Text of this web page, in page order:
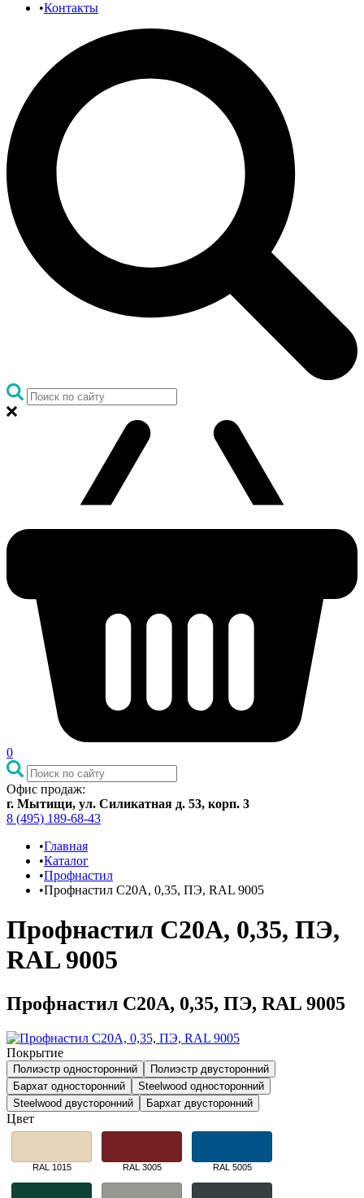
Контакты
0
Офис продаж:
г. Мытищи, ул. Силикатная д. 53, корп. 3
8 (495) 189-68-43
Главная
Каталог
Профнастил
Профнастил C20A, 0,35, ПЭ, RAL 9005
Профнастил C20A, 0,35, ПЭ,
RAL 9005
Профнастил C20A, 0,35, ПЭ, RAL 9005
Покрытие
Полиэстр односторонний
Полиэстр двусторонний
Бархат односторонний
Steelwood односторонний
Steelwood двусторонний
Бархат двусторонний
Цвет
RAL 1015 RAL 3005 RAL 5005